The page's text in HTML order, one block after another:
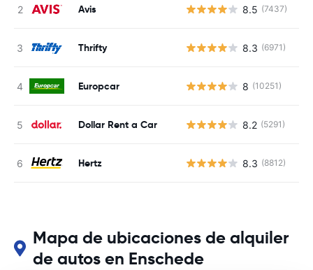
Avis 8.5 (7437)
Thrifty 8.3 (6971)
Europcar 8 (10251)
Dollar Rent a Car 8.2 (5291)
Hertz 8.3 (8812)
Mapa de ubicaciones de alquiler
de autos en Enschede